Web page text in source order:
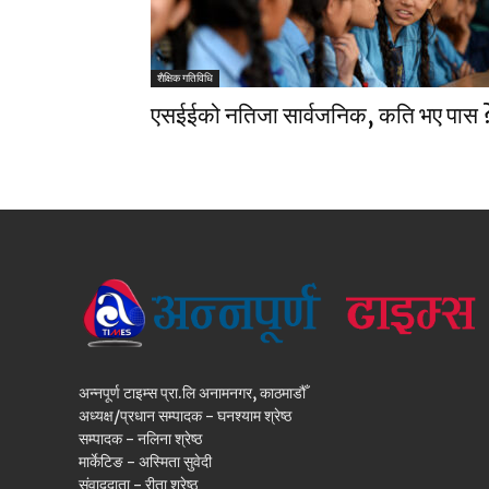
शैक्षिक गतिविधि
एसईईको नतिजा सार्वजनिक, कति भए पास
अन्नपूर्ण टाइम्स प्रा.लि अनामनगर, काठमाडौँ
अध्यक्ष/प्रधान सम्पादक - घनश्याम श्रेष्ठ
सम्पादक - नलिना श्रेष्ठ
मार्केटिङ - अस्मिता सुवेदी
संवाददाता - रीता श्रेष्ठ